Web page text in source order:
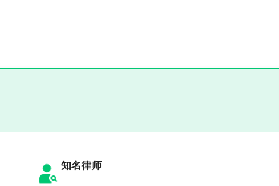
知名律师